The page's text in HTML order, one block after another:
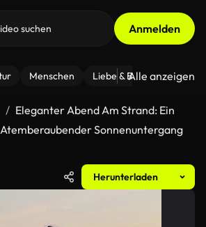
Anmelden
Menschen Liebe & Beziehungen
Alle anzeigen
Eleganter Abend Am Strand: Ein
Atemberaubender Sonnenuntergang
Herunterladen